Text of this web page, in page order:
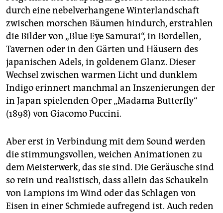
durch eine nebelverhangene Winterlandschaft
zwischen morschen Bäumen hindurch, erstrahlen
die Bilder von „Blue Eye Samurai“, in Bordellen,
Tavernen oder in den Gärten und Häusern des
japanischen Adels, in goldenem Glanz. Dieser
Wechsel zwischen warmen Licht und dunklem
Indigo erinnert manchmal an Inszenierungen der
in Japan spielenden Oper „Madama Butterfly“
(1898) von Giacomo Puccini.
Aber erst in Verbindung mit dem Sound werden
die stimmungsvollen, weichen Animationen zu
dem Meisterwerk, das sie sind. Die Geräusche sind
so rein und realistisch, dass allein das Schaukeln
von Lampions im Wind oder das Schlagen von
Eisen in einer Schmiede aufregend ist. Auch reden